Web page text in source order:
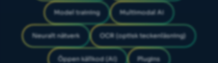
Model training Multimodal AI
Neuralt nätverk OCR (optisk teckenläsning)
Öppen källkod (AI) Plugins